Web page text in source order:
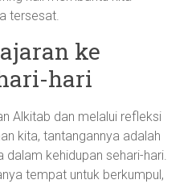
tersesat.
ke
hari
Alkitab dan melalui refleksi
kita, tantangannya adalah
kehidupan sehari-hari.
tempat untuk berkumpul,